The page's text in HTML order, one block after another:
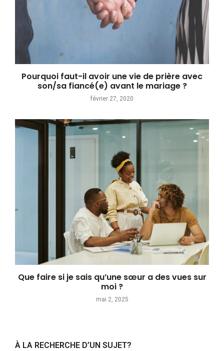
Pourquoi faut-il avoir une vie de prière avec
son/sa fiancé(e) avant le mariage ?
février 27, 2020
Que faire si je sais qu’une sœur a des vues sur
moi ?
mai 2, 2025
À LA RECHERCHE D’UN SUJET?